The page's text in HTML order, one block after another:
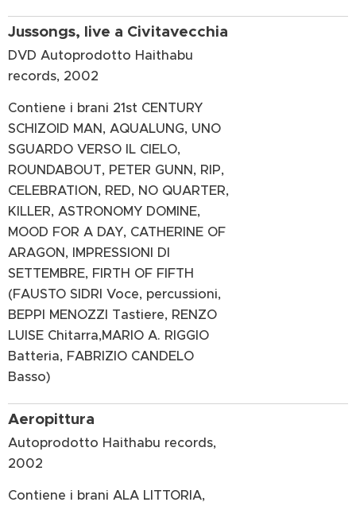
Jussongs, live a Civitavecchia
DVD Autoprodotto Haithabu
records, 2002
Contiene i brani 21st CENTURY
SCHIZOID MAN, AQUALUNG, UNO
SGUARDO VERSO IL CIELO,
ROUNDABOUT, PETER GUNN, RIP,
CELEBRATION, RED, NO QUARTER,
KILLER, ASTRONOMY DOMINE,
MOOD FOR A DAY, CATHERINE OF
ARAGON, IMPRESSIONI DI
SETTEMBRE, FIRTH OF FIFTH
(FAUSTO SIDRI Voce, percussioni,
BEPPI MENOZZI Tastiere, RENZO
LUISE Chitarra,MARIO A. RIGGIO
Batteria, FABRIZIO CANDELO
Basso)
Aeropittura
Autoprodotto Haithabu records,
2002
Contiene i brani ALA LITTORIA,